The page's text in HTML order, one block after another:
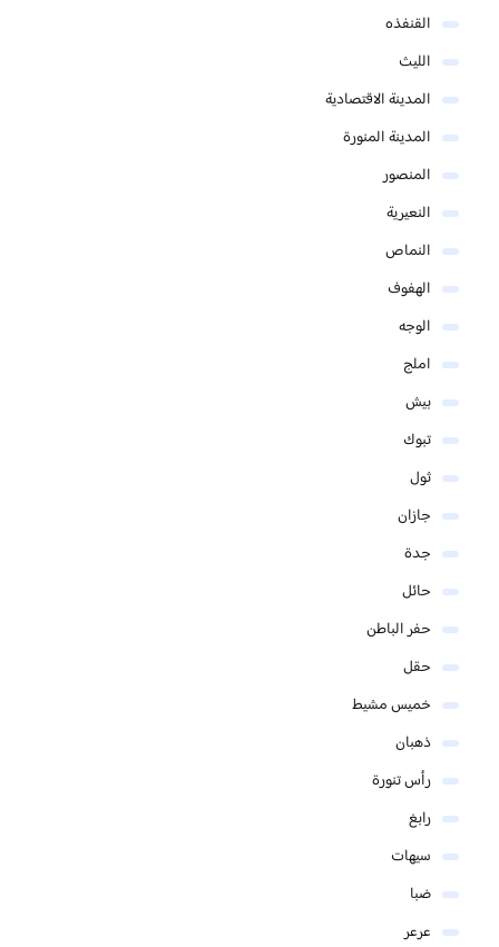
القنفذه
الليث
المدينة الاقتصادية
المدينة المنورة
المنصور
النعيرية
النماص
الهفوف
الوجه
املج
بيش
تبوك
ثول
جازان
جدة
حائل
حفر الباطن
حقل
خميس مشيط
ذهبان
رأس تنورة
رابغ
سيهات
ضبا
عرعر